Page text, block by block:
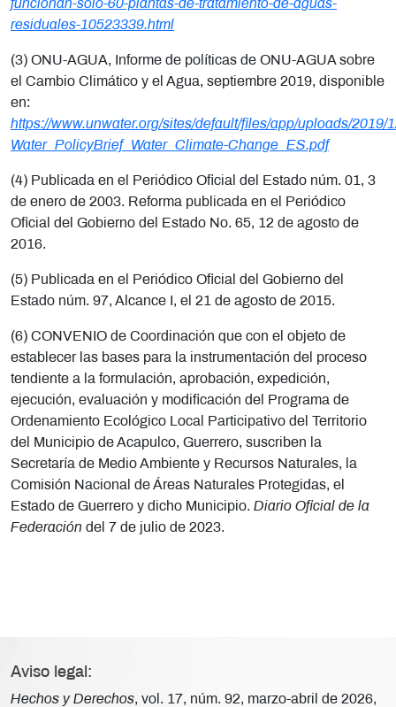
funcionan-solo-60-plantas-de-tratamiento-de-aguas-
residuales-10523339.html
(3) ONU-AGUA, Informe de políticas de ONU-AGUA sobre
el Cambio Climático y el Agua, septiembre 2019, disponible
en:
https://www.unwater.org/sites/default/files/app/uploads/2019/
Water_PolicyBrief_Water_Climate-Change_ES.pdf
(4) Publicada en el Periódico Oficial del Estado núm. 01, 3
de enero de 2003. Reforma publicada en el Periódico
Oficial del Gobierno del Estado No. 65, 12 de agosto de
2016.
(5) Publicada en el Periódico Oficial del Gobierno del
Estado núm. 97, Alcance I, el 21 de agosto de 2015.
(6) CONVENIO de Coordinación que con el objeto de
establecer las bases para la instrumentación del proceso
tendiente a la formulación, aprobación, expedición,
ejecución, evaluación y modificación del Programa de
Ordenamiento Ecológico Local Participativo del Territorio
del Municipio de Acapulco, Guerrero, suscriben la
Secretaría de Medio Ambiente y Recursos Naturales, la
Comisión Nacional de Áreas Naturales Protegidas, el
Estado de Guerrero y dicho Municipio. Diario Oficial de la
Federación del 7 de julio de 2023.
Aviso legal:
Hechos y Derechos, vol. 17, núm. 92, marzo-abril de 2026,